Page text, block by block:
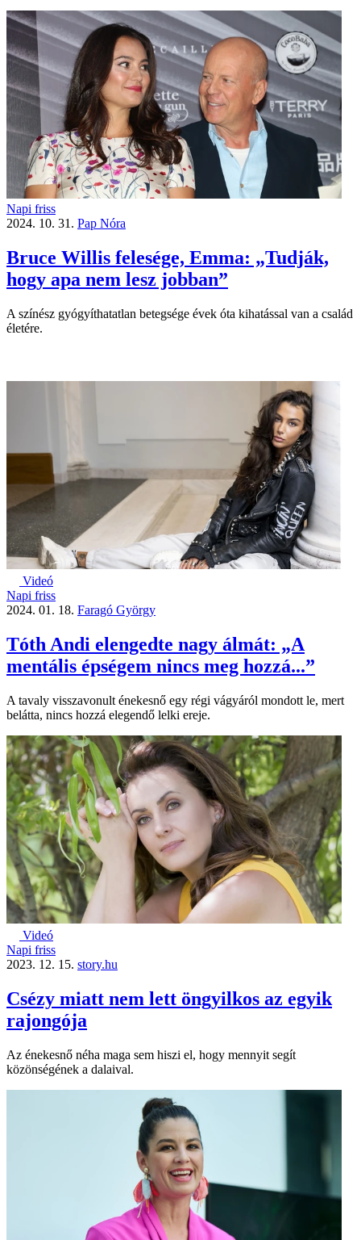
Napi friss
2024. 10. 31. Pap Nóra
Bruce Willis felesége, Emma: „Tudják,
hogy apa nem lesz jobban”
A színész gyógyíthatatlan betegsége évek óta kihatással van a család
életére.
Videó
Napi friss
2024. 01. 18. Faragó György
Tóth Andi elengedte nagy álmát: „A
mentális épségem nincs meg hozzá...”
A tavaly visszavonult énekesnő egy régi vágyáról mondott le, mert
belátta, nincs hozzá elegendő lelki ereje.
Videó
Napi friss
2023. 12. 15. story.hu
Csézy miatt nem lett öngyilkos az egyik
rajongója
Az énekesnő néha maga sem hiszi el, hogy mennyit segít
közönségének a dalaival.